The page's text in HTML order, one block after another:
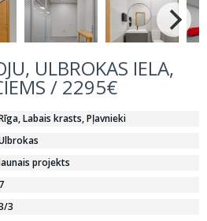
ULBROKAS IELA,
/ 2295€
Labais krasts, Pļavnieki
projekts
7
3